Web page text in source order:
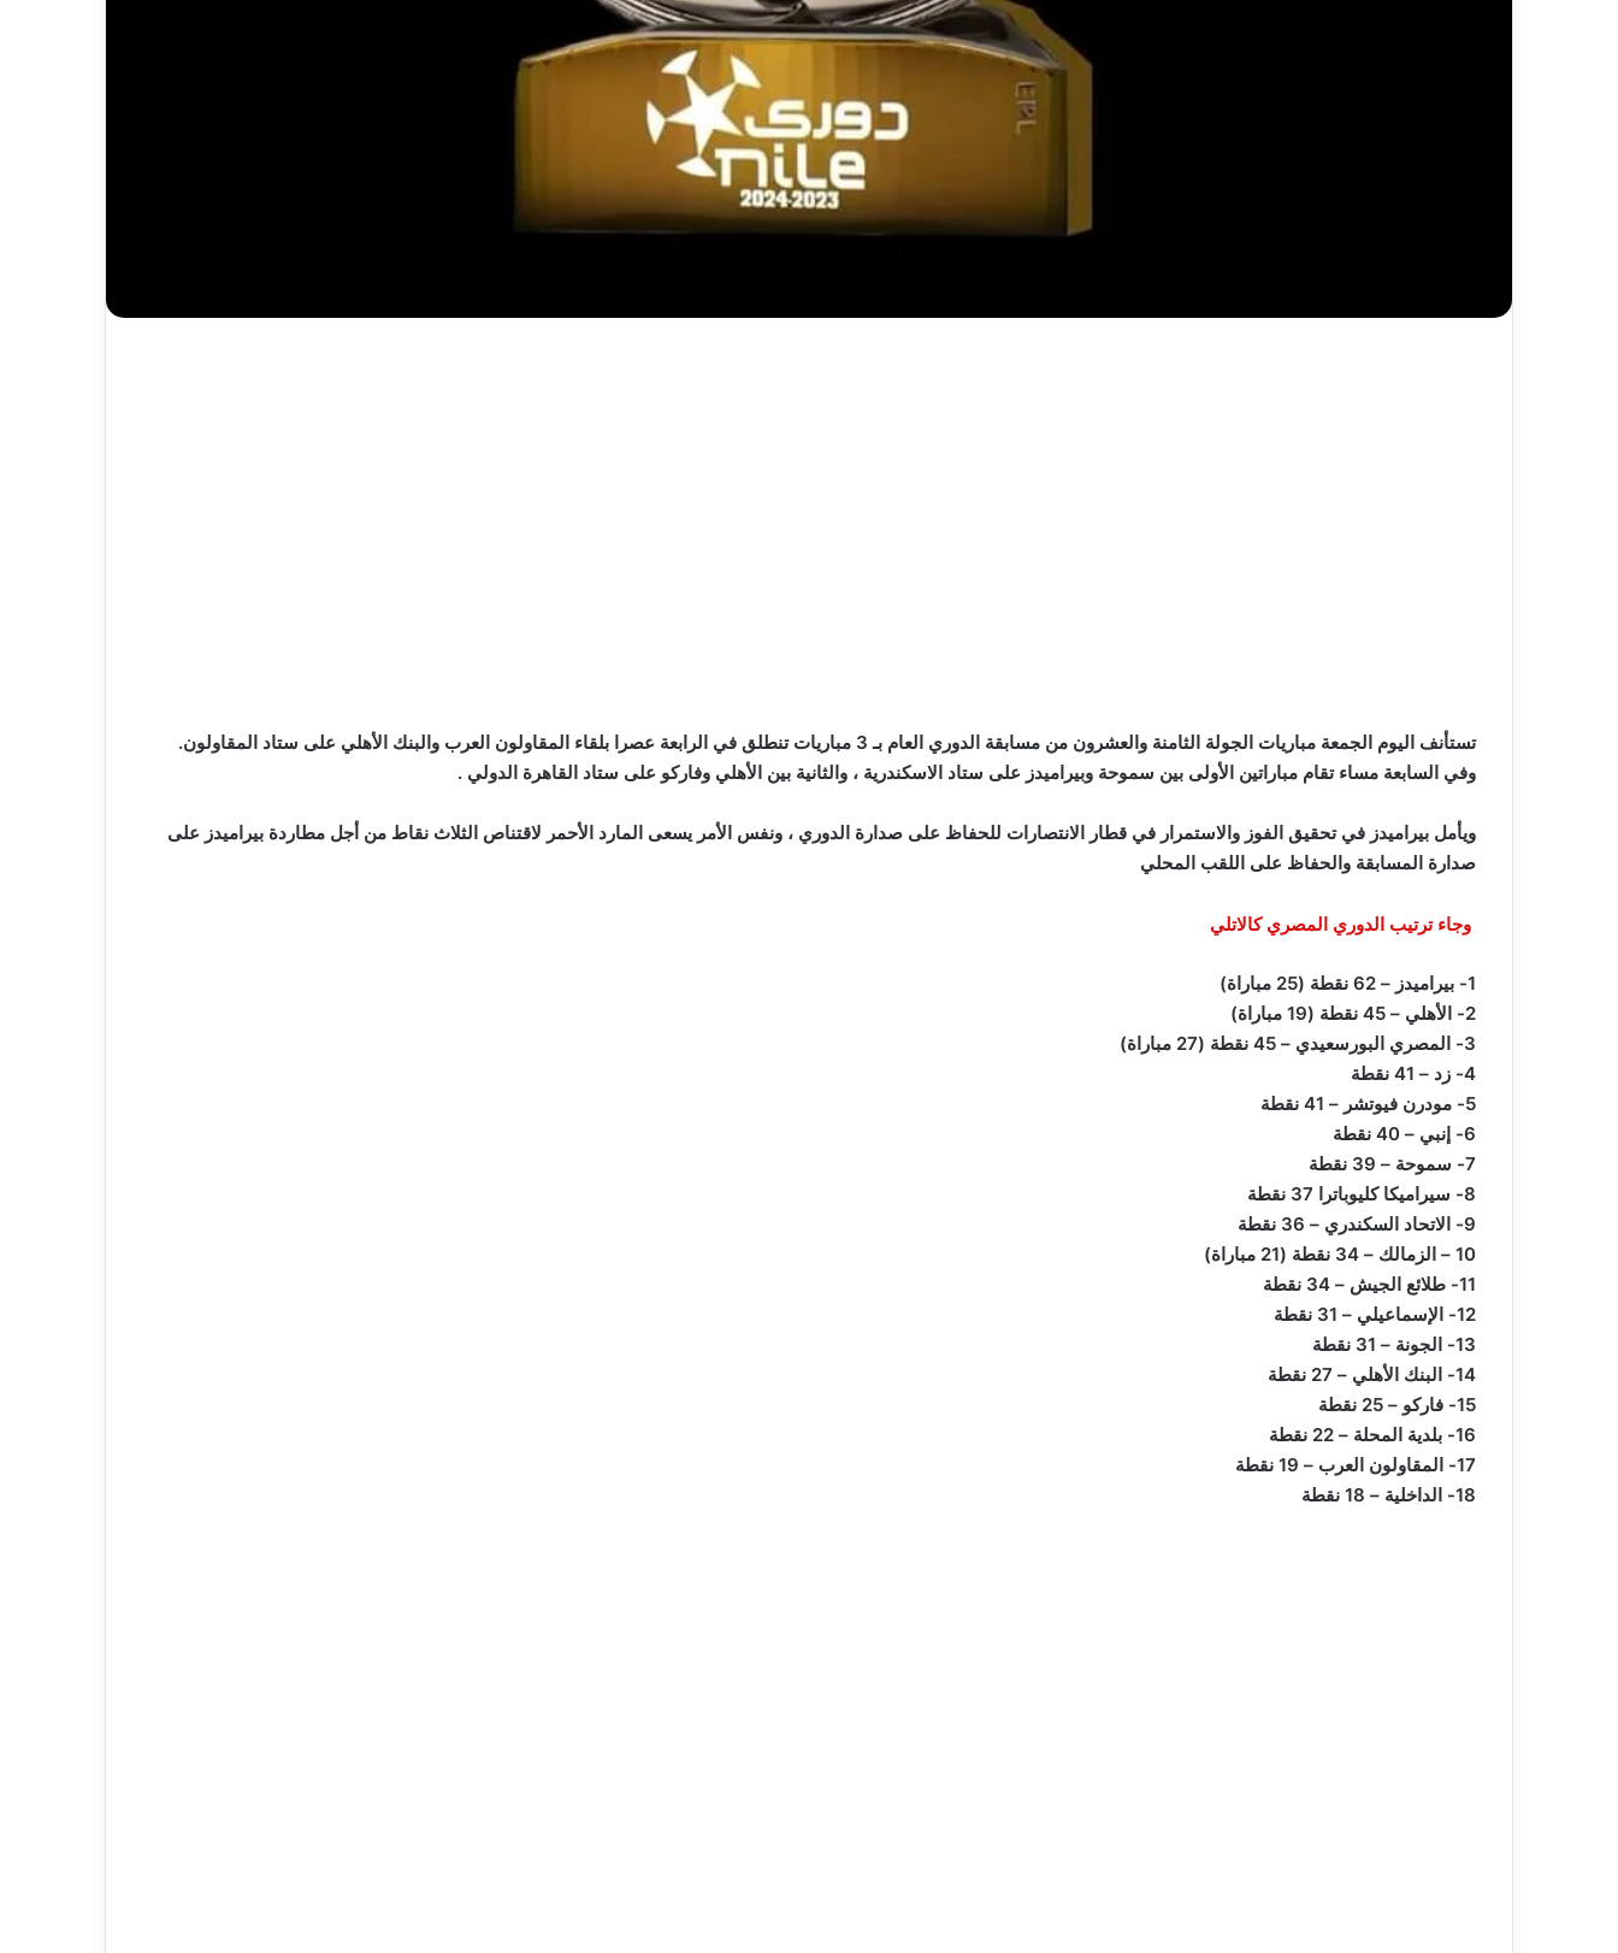
تستأنف اليوم الجمعة مباريات الجولة الثامنة والعشرون من مسابقة الدوري العام بـ 3 مباريات تنطلق في الرابعة عصرا بلقاء المقاولون العرب والبنك الأهلي على ستاد المقاولون.
وفي السابعة مساء تقام مباراتين الأولى بين سموحة وبيراميدز على ستاد الاسكندرية ، والثانية بين الأهلي وفاركو على ستاد القاهرة الدولي .
ويأمل بيراميدز في تحقيق الفوز والاستمرار في قطار الانتصارات للحفاظ على صدارة الدوري ، ونفس الأمر يسعى المارد الأحمر لاقتناص الثلاث نقاط من أجل مطاردة بيراميدز على
صدارة المسابقة والحفاظ على اللقب المحلي
وجاء ترتيب الدوري المصري كالاتلي
1- بيراميدز – 62 نقطة (25 مباراة)
2- الأهلي – 45 نقطة (19 مباراة)
3- المصري البورسعيدي – 45 نقطة (27 مباراة)
4- زد – 41 نقطة
5- مودرن فيوتشر – 41 نقطة
6- إنبي – 40 نقطة
7- سموحة – 39 نقطة
8- سيراميكا كليوباترا 37 نقطة
9- الاتحاد السكندري – 36 نقطة
10 – الزمالك – 34 نقطة (21 مباراة)
11- طلائع الجيش – 34 نقطة
12- الإسماعيلي – 31 نقطة
13- الجونة – 31 نقطة
14- البنك الأهلي – 27 نقطة
15- فاركو – 25 نقطة
16- بلدية المحلة – 22 نقطة
17- المقاولون العرب – 19 نقطة
18- الداخلية – 18 نقطة